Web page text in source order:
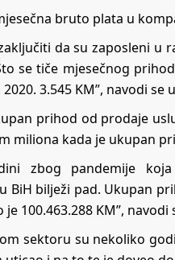
bruto plata u
da su zaposleni
se tiče mjesečnog
3.545 KM”, navodi se
prihod od prodaje
miliona kada je ukupan
zbog pandemije
BiH bilježi pad. Ukupan
100.463.288 KM”, navodi
sektoru su nekoliko